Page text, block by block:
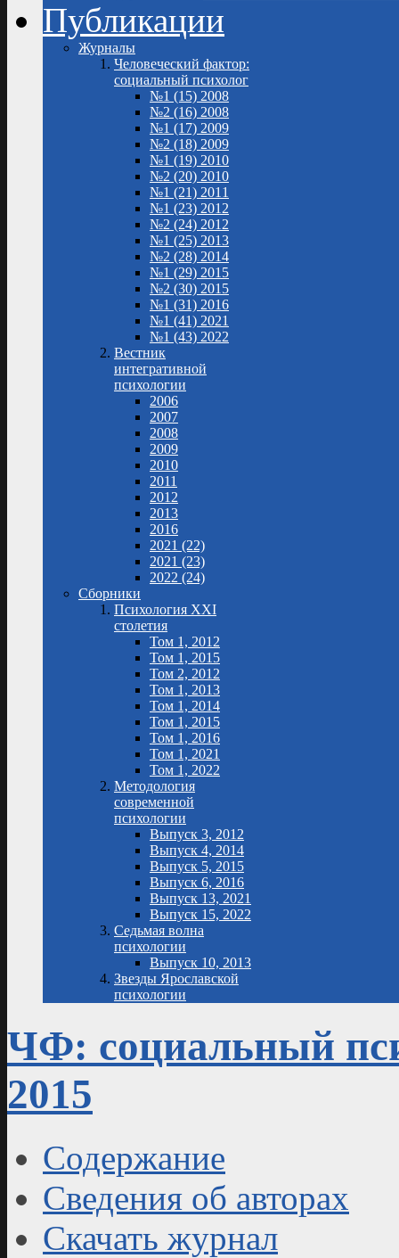
Публикации
Журналы
Человеческий фактор:
социальный психолог
№1 (15) 2008
№2 (16) 2008
№1 (17) 2009
№2 (18) 2009
№1 (19) 2010
№2 (20) 2010
№1 (21) 2011
№1 (23) 2012
№2 (24) 2012
№1 (25) 2013
№2 (28) 2014
№1 (29) 2015
№2 (30) 2015
№1 (31) 2016
№1 (41) 2021
№1 (43) 2022
Вестник
интегративной
психологии
2006
2007
2008
2009
2010
2011
2012
2013
2016
2021 (22)
2021 (23)
2022 (24)
Сборники
Психология XXI
столетия
Том 1, 2012
Том 1, 2015
Том 2, 2012
Том 1, 2013
Том 1, 2014
Том 1, 2015
Том 1, 2016
Том 1, 2021
Том 1, 2022
Методология
современной
психологии
Выпуск 3, 2012
Выпуск 4, 2014
Выпуск 5, 2015
Выпуск 6, 2016
Выпуск 13, 2021
Выпуск 15, 2022
Седьмая волна
психологии
Выпуск 10, 2013
Звезды Ярославской
психологии
ЧФ: социальный
2015
Содержание
Сведения об авторах
Скачать журнал